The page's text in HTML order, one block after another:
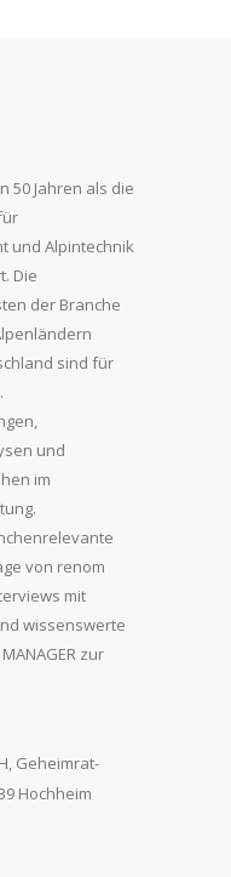
50 Jahren als die
und Alpintechnik
Die
der Branche
sind für
und
im
von renom
mit
wissenswerte
zur
Geheimrat-
Hochheim